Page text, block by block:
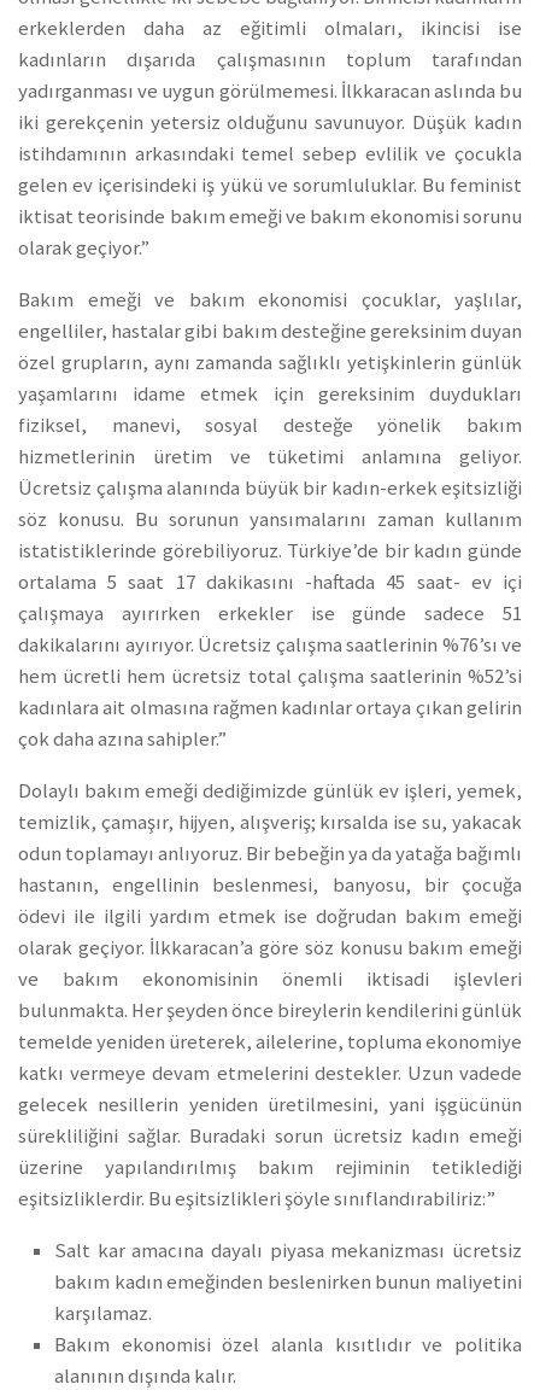
erkeklerden daha az eğitimli olmaları, ikincisi ise
kadınların dışarıda çalışmasının toplum tarafından
yadırganması ve uygun görülmemesi. İlkkaracan aslında bu
iki gerekçenin yetersiz olduğunu savunuyor. Düşük kadın
istihdamının arkasındaki temel sebep evlilik ve çocukla
gelen ev içerisindeki iş yükü ve sorumluluklar. Bu feminist
iktisat teorisinde bakım emeği ve bakım ekonomisi sorunu
olarak geçiyor.”
Bakım emeği ve bakım ekonomisi çocuklar, yaşlılar,
engelliler, hastalar gibi bakım desteğine gereksinim duyan
özel grupların, aynı zamanda sağlıklı yetişkinlerin günlük
yaşamlarını idame etmek için gereksinim duydukları
fiziksel, manevi, sosyal desteğe yönelik bakım
hizmetlerinin üretim ve tüketimi anlamına geliyor.
Ücretsiz çalışma alanında büyük bir kadın-erkek eşitsizliği
söz konusu. Bu sorunun yansımalarını zaman kullanım
istatistiklerinde görebiliyoruz. Türkiye’de bir kadın günde
ortalama 5 saat 17 dakikasını -haftada 45 saat- ev içi
çalışmaya ayırırken erkekler ise günde sadece 51
dakikalarını ayırıyor. Ücretsiz çalışma saatlerinin %76’sı ve
hem ücretli hem ücretsiz total çalışma saatlerinin %52’si
kadınlara ait olmasına rağmen kadınlar ortaya çıkan gelirin
çok daha azına sahipler.”
Dolaylı bakım emeği dediğimizde günlük ev işleri, yemek,
temizlik, çamaşır, hijyen, alışveriş; kırsalda ise su, yakacak
odun toplamayı anlıyoruz. Bir bebeğin ya da yatağa bağımlı
hastanın, engellinin beslenmesi, banyosu, bir çocuğa
ödevi ile ilgili yardım etmek ise doğrudan bakım emeği
olarak geçiyor. İlkkaracan’a göre söz konusu bakım emeği
ve bakım ekonomisinin önemli iktisadi işlevleri
bulunmakta. Her şeyden önce bireylerin kendilerini günlük
temelde yeniden üreterek, ailelerine, topluma ekonomiye
katkı vermeye devam etmelerini destekler. Uzun vadede
gelecek nesillerin yeniden üretilmesini, yani işgücünün
sürekliliğini sağlar. Buradaki sorun ücretsiz kadın emeği
üzerine yapılandırılmış bakım rejiminin tetiklediği
eşitsizliklerdir. Bu eşitsizlikleri şöyle sınıflandırabiliriz:”
Salt kar amacına dayalı piyasa mekanizması ücretsiz
bakım kadın emeğinden beslenirken bunun maliyetini
karşılamaz.
Bakım ekonomisi özel alanla kısıtlıdır ve politika
alanının dışında kalır.